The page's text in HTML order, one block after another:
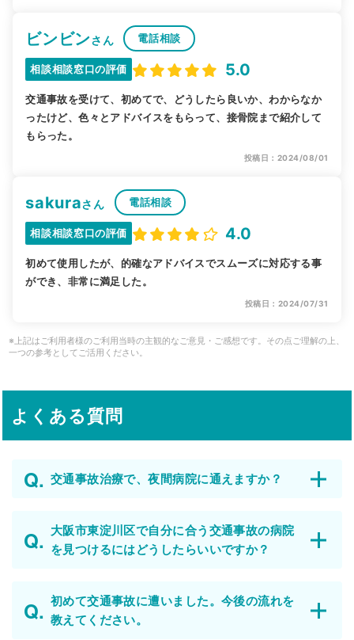
ビンビンさん 電話相談
相談相談窓口の評価 5.0
交通事故を受けて、初めてで、どうしたら良いか、わからなか
ったけど、色々とアドバイスをもらって、接骨院まで紹介して
もらった。
投稿日：2024/08/01
sakuraさん 電話相談
相談相談窓口の評価 4.0
初めて使用したが、的確なアドバイスでスムーズに対応する事
ができ、非常に満足した。
投稿日：2024/07/31
※上記はご利用者様のご利用当時の主観的なご意見・ご感想です。その点ご理解の上、
一つの参考としてご活用ください。
よくある質問
交通事故治療で、夜間病院に通えますか？
大阪市東淀川区で自分に合う交通事故の病院
を見つけるにはどうしたらいいですか？
初めて交通事故に遭いました。今後の流れを
教えてください。